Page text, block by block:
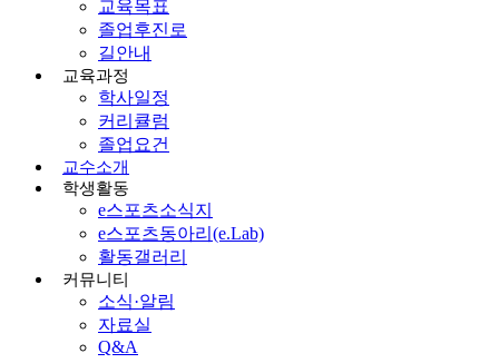
교육목표
졸업후진로
길안내
교육과정
학사일정
커리큘럼
졸업요건
교수소개
학생활동
e스포츠소식지
e스포츠동아리(e.Lab)
활동갤러리
커뮤니티
소식·알림
자료실
Q&A